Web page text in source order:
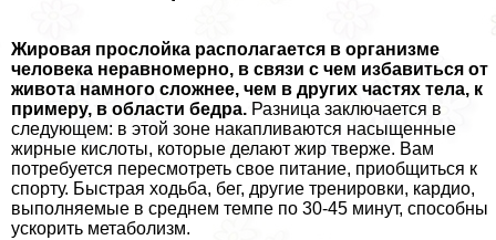
Жировая прослойка располагается в организме
человека неравномерно, в связи с чем избавиться от
живота намного сложнее, чем в других частях тела, к
примеру, в области бедра. Разница заключается в
следующем: в этой зоне накапливаются насыщенные
жирные кислоты, которые делают жир тверже. Вам
потребуется пересмотреть свое питание, приобщиться к
спорту. Быстрая ходьба, бег, другие тренировки, кардио,
выполняемые в среднем темпе по 30-45 минут, способны
ускорить метаболизм.